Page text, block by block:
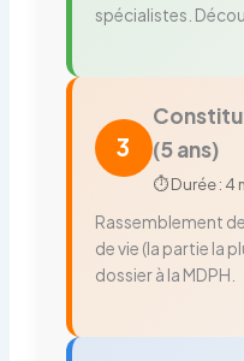
spécialistes.
3
(5 ans)
⏱️ Durée : 4
Rassemblement
de vie (la partie la
dossier à la MDPH.